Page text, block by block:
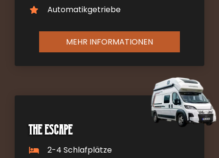
Automatikgetriebe
MEHR INFORMATIONEN
The Escape
2-4 Schlafplätze